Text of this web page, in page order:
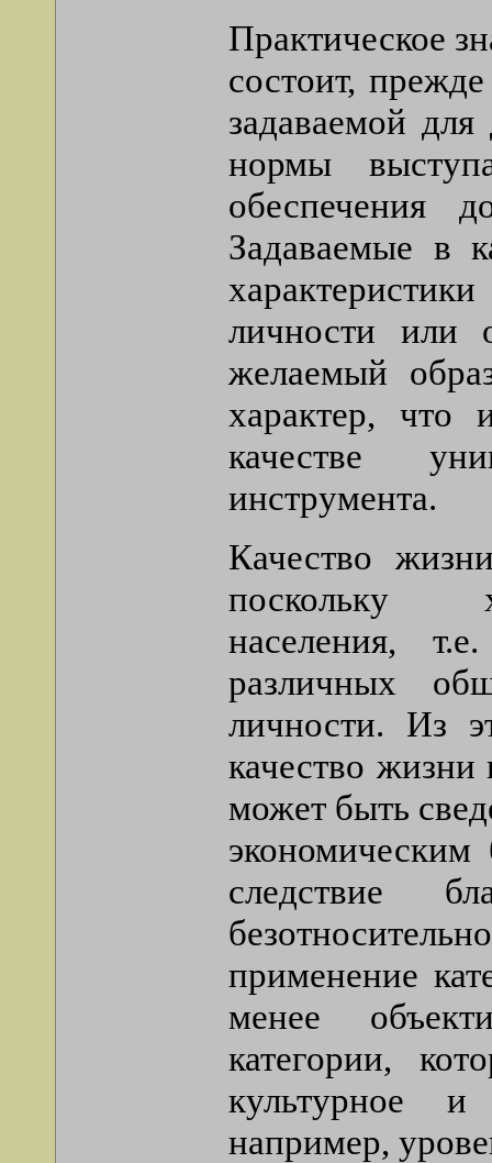
Практическое
состоит,
задаваемой
нормы
обеспечения
Задаваемые в
личности или
желаемый
характер, что
качестве
инструмента.
Качество
поскольку
населения,
различных
личности. Из
качество жизни
может быть
экономическим
следствие
применение
менее
категории,
культурное и
например,